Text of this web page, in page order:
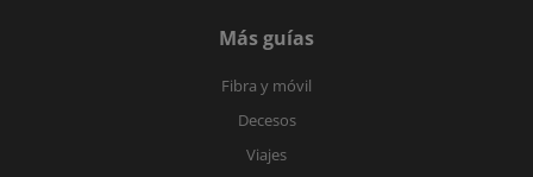
Más guías
Fibra y móvil
Decesos
Viajes